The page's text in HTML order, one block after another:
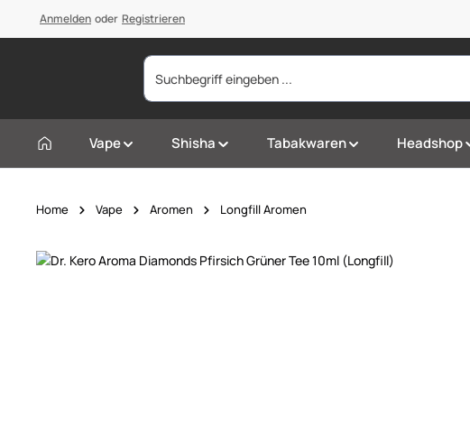
Zur Hauptnavigation springen
Anmelden oder Registrieren
Vape Shisha Tabakwaren Headshop
Home Vape Aromen Longfill Aromen
Bildergalerie überspringen